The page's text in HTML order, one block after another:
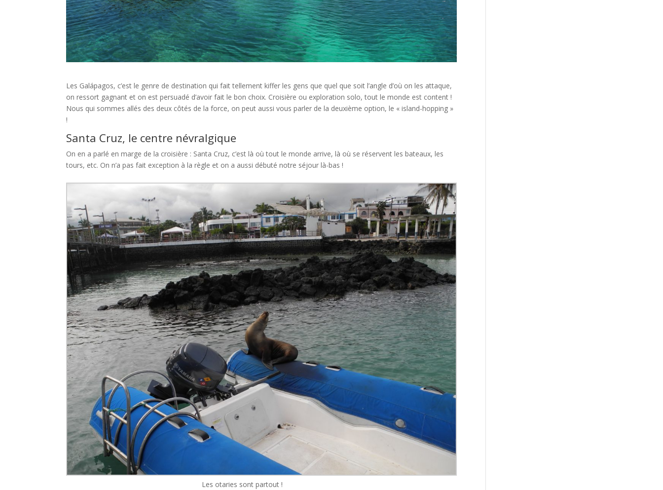
Les Galápagos, c’est le genre de destination qui fait tellement kiffer les gens que quel que soit l’angle d’où on les attaque,
on ressort gagnant et on est persuadé d’avoir fait le bon choix. Croisière ou exploration solo, tout le monde est content !
Nous qui sommes allés des deux côtés de la force, on peut aussi vous parler de la deuxième option, le « island-hopping »
!
Santa Cruz, le centre névralgique
On en a parlé en marge de la croisière : Santa Cruz, c’est là où tout le monde arrive, là où se réservent les bateaux, les
tours, etc. On n’a pas fait exception à la règle et on a aussi débuté notre séjour là-bas !
Les otaries sont partout !